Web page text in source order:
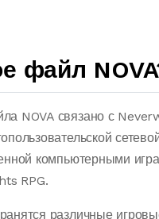
файл
NOVA связано с
компьютерными
RPG.
различные